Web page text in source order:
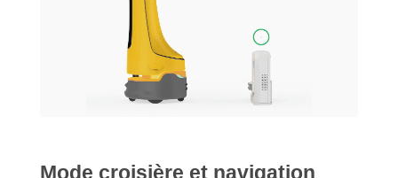
Mode croisière et navigation